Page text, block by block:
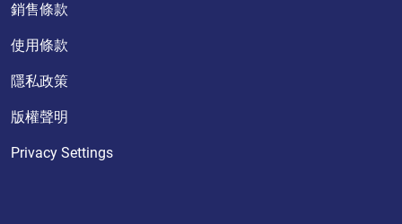
銷售條款
使用條款
隱私政策
版權聲明
Privacy Settings